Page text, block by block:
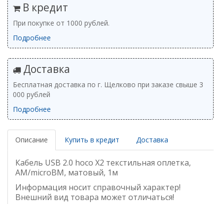
В кредит
При покупке от 1000 рублей.
Подробнее
Доставка
Бесплатная доставка по г. Щелково при заказе свыше 3
000 рублей
Подробнее
Описание Купить в кредит Доставка
Кабель USB 2.0 hoco X2 текстильная оплетка,
AM/microBM, матовый, 1м
Информация носит справочный характер!
Внешний вид товара может отличаться!